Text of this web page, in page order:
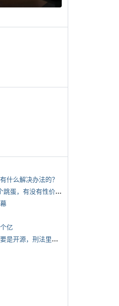
什么解决办法的？
*
想请教有经验的蛋友，想给媳妇7夕买个跳蛋，有没有性价比高的推荐
亿
*
有啥搞钱的路子吗，开源节流都行，主要是开源，刑法里的咱不做